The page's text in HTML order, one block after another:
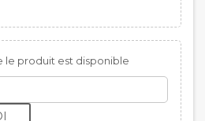
le produit est disponible